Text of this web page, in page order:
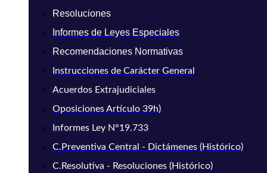
Resoluciones
Informes de Leyes Especiales
Recomendaciones Normativas
Instrucciones de Carácter General
Acuerdos Extrajudiciales
Oposiciones Artículo 39h)
Informes Ley N°19.733
C.Preventiva Central - Dictámenes (Histórico)
C.Resolutiva - Resoluciones (Histórico)